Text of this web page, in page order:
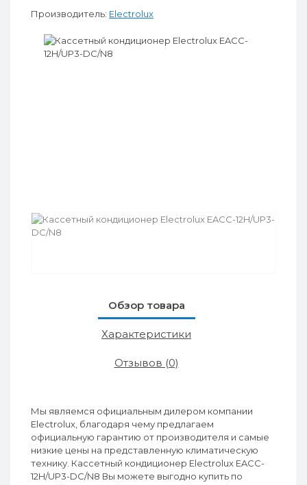
Производитель: Electrolux
Обзор товара
Характеристики
Отзывов (0)
Мы являемся официальным дилером компании
Electrolux, благодаря чему предлагаем
официальную гарантию от производителя и самые
низкие цены на представленную климатическую
технику. Кассетный кондиционер Electrolux EACC-
12H/UP3-DC/N8 Вы можете выгодно купить по